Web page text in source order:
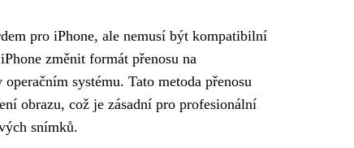
pro iPhone, ale nemusí být kompatibilní
změnit formát přenosu na
systému. Tato metoda přenosu
obrazu, což je zásadní pro profesionální
snímků.